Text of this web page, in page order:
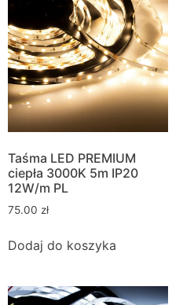
Taśma LED PREMIUM
ciepła 3000K 5m IP20
12W/m PL
75.00 zł
Dodaj do koszyka